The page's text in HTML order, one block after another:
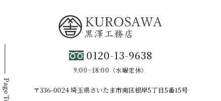
Page Top
0120-13-9638
9:00~18:00（水曜定休）
〒336-0024 埼玉県さいたま市南区根岸5丁目5番15号